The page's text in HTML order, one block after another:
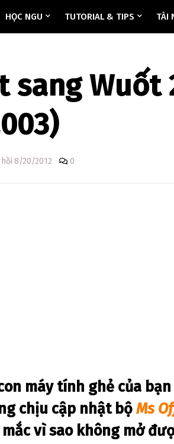
HỌC NGU TUTORIAL & TIPS TÀI
sang Wuốt
hồi 8/20/2012 0
máy tính ghẻ của bạn
chịu cập nhật bộ Ms
vì sao không mở